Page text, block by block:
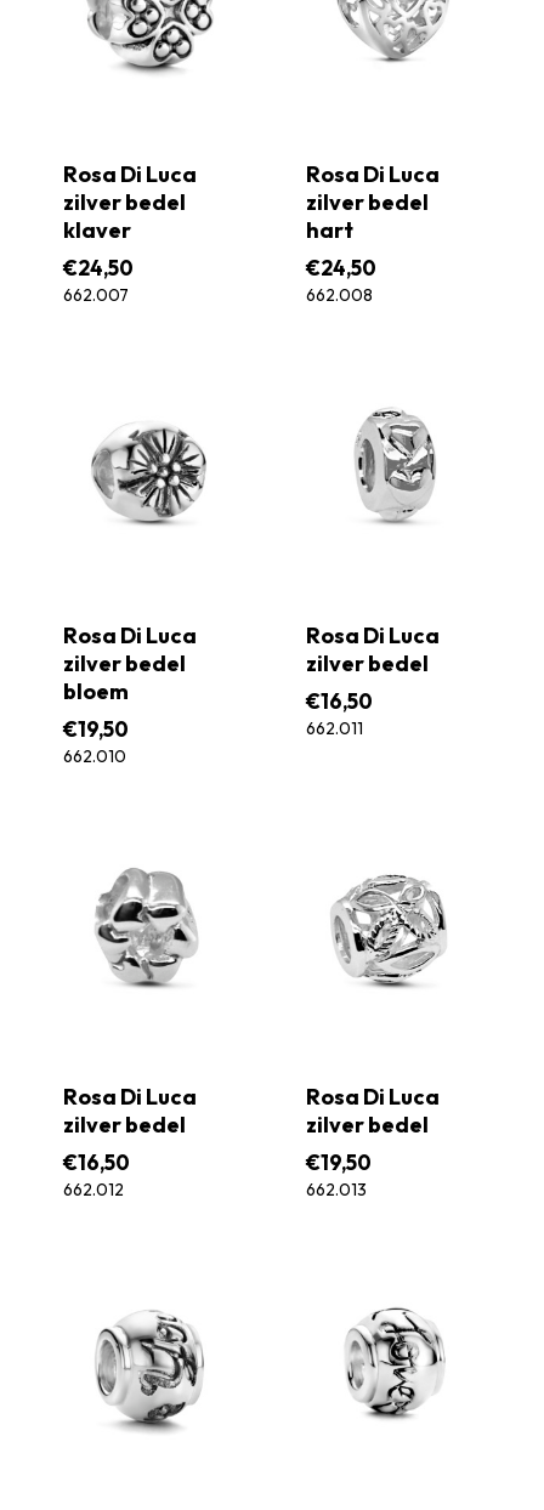
Rosa Di Luca
zilver bedel
klaver
€24,50
662.007
Rosa Di Luca
zilver bedel
hart
€24,50
662.008
Rosa Di Luca
zilver bedel
bloem
€19,50
662.010
Rosa Di Luca
zilver bedel
€16,50
662.011
Rosa Di Luca
zilver bedel
€16,50
662.012
Rosa Di Luca
zilver bedel
€19,50
662.013